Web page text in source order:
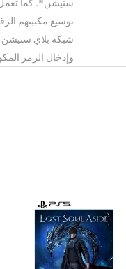
توسيع مكتبتهم
وإدخال الرمز المكون من 10